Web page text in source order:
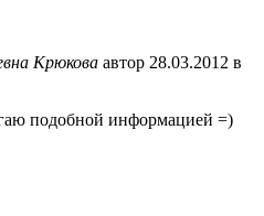
Крюкова автор 28.03.2012 в
подобной информацией =)